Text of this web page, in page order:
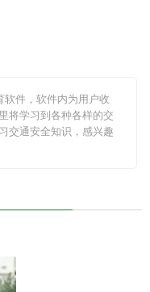
件，软件内为用户收
将学习到各种各样的交
交通安全知识，感兴趣